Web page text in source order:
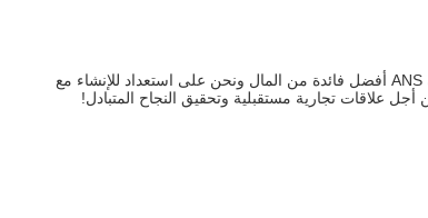
لقد كنا مستعدين لمشاركة معرفتنا بالإعلان والتسويق في جميع أنحاء العالم وننصحك بالمنتجات والحلول المناسبة في نطاقات الأسعار الأكثر تنافسية.لذلك توفر لك ANS أفضل فائدة من المال ونحن على استعداد للإنشاء مع